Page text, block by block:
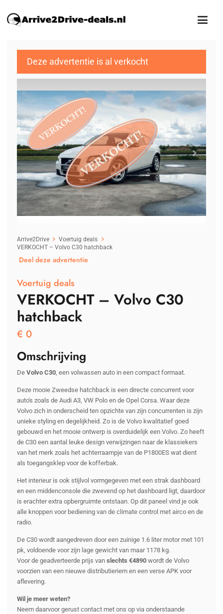
Deze advertentie is al verkocht
Arrive2Drive
Voertuig deals
VERKOCHT – Volvo C30 hatchback
Deel deze advertentie
Voertuig deals
VERKOCHT – Volvo C30
hatchback
€ 0
Omschrijving
De Volvo C30, een volwassen auto in een compact formaat.
Deze mooie Zweedse hatchback is een directe concurrent voor
auto's zoals de Audi A3, VW Polo en de Opel Corsa. Waar deze
Volvo zich in onderscheid ten opzichte van zijn concurrenten is zijn
unieke styling en degelijkheid. Zo is de Volvo kwalitatief goed
gebouwd en het mooie ontwerp is overduidelijk een Volvo. Zo heeft
de C30 een aantal leuke design verwijzingen naar de klassiekers
van het merk zoals het achterraampje van de P1800ES wat dient
als toegangsklep voor de kofferbak.
Het interieur is ook stijlvol vormgegeven met een strak dashboard
en een middenconsole die zwevend op het dashboard ligt, daardoor
is erachter extra opbergruimte ontstaan. Op dit paneel vind je ook
alle knoppen voor bediening van de climate control met airco en de
radio.
De C30 wordt aangedreven door een zuinige 1.6 liter motor met 101
pk, voldoende voor zijn lage gewicht van maar 1178 kg.
Voor de geadverteerde prijs van slechts €4890 wordt de Volvo
voorzien van een nieuwe distributieriem en een verse APK voor
aflevering.
Wil je meer weten?
Neem daarvoor gerust contact met ons op via onderstaande